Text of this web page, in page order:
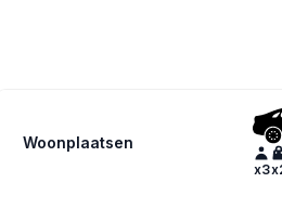
Woonplaatsen
x3x